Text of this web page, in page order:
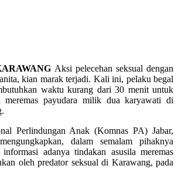
Aksi pelecehan seksual dengan
kian marak terjadi. Kali ini, pelaku begal
waktu kurang dari 30 menit untuk
meremas payudara milik dua karyawati di
Perlindungan Anak (Komnas PA) Jabar,
dalam semalam pihaknya
adanya tindakan asusila meremas
oleh predator seksual di Karawang, pada